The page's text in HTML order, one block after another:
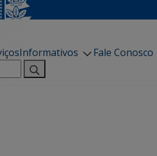
Informativos
Fale Conosco